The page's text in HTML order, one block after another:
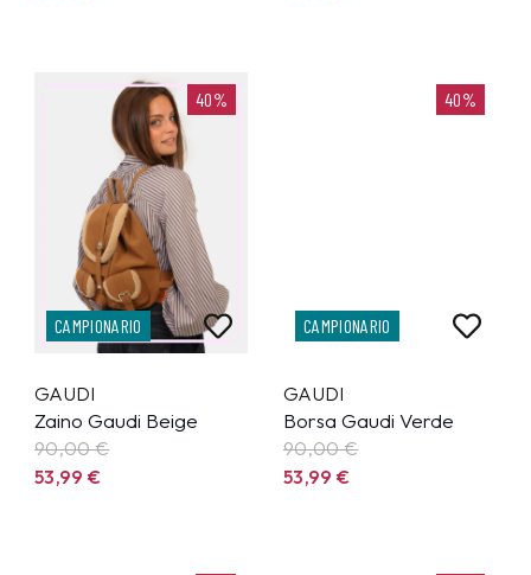
40%
CAMPIONARIO
GAUDI
Zaino Gaudi Beige
90,00 €
53,99€
40%
CAMPIONARIO
GAUDI
Borsa Gaudi Verde
90,00 €
53,99€